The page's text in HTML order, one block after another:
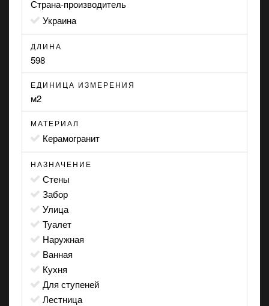
Страна-производитель
Украина
ДЛИНА
598
ЕДИНИЦА ИЗМЕРЕНИЯ
м2
МАТЕРИАЛ
Керамогранит
НАЗНАЧЕНИЕ
стены
забор
улица
туалет
наружная
ванная
кухня
для ступеней
лестница